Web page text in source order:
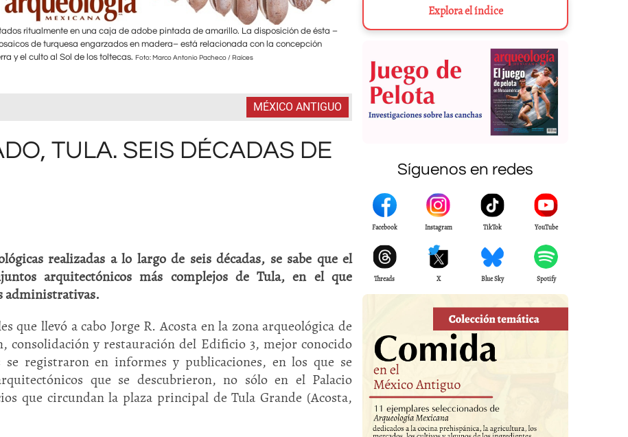
ritualmente en una caja de adobe pintada de amarillo. La disposición de ésta –
de turquesa engarzados en madera– está relacionada con la concepción
y el culto al Sol de los toltecas. Foto: Marco Antonio Pacheco / Raíces
La llamada “coraza de Tula” y el collar fueron depositados
cosmogónica del mundo, la guerra y el culto al
MÉXICO ANTIGUO
TULA. SEIS DÉCADAS DE
realizadas a lo largo de seis décadas, se sabe que el
arquitectónicos más complejos de Tula, en el que
administrativas.
que llevó a cabo Jorge R. Acosta en la zona arqueológica de
consolidación y restauración del Edificio 3, mejor conocido
se registraron en informes y publicaciones, en los que se
que se descubrieron, no sólo en el Palacio
que circundan la plaza principal de Tula Grande (Acosta,
Explora el índice
Síguenos en redes
Facebook Instagram TikTok YouTube
Threads X Blue Sky Spotify